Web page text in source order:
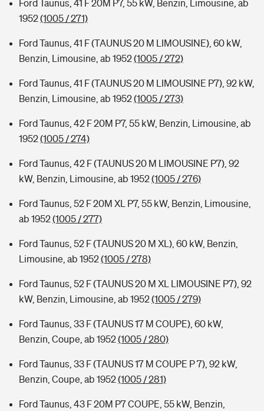
Ford Taunus, 41 F 20M P7, 55 kW, Benzin, Limousine, ab
1952(1005 / 271)
Ford Taunus, 41 F (TAUNUS 20 M LIMOUSINE), 60 kW,
Benzin, Limousine, ab 1952(1005 / 272)
Ford Taunus, 41 F (TAUNUS 20 M LIMOUSINE P7), 92 kW,
Benzin, Limousine, ab 1952(1005 / 273)
Ford Taunus, 42 F 20M P7, 55 kW, Benzin, Limousine, ab
1952(1005 / 274)
Ford Taunus, 42 F (TAUNUS 20 M LIMOUSINE P7), 92
kW, Benzin, Limousine, ab 1952(1005 / 276)
Ford Taunus, 52 F 20M XL P7, 55 kW, Benzin, Limousine,
ab 1952(1005 / 277)
Ford Taunus, 52 F (TAUNUS 20 M XL), 60 kW, Benzin,
Limousine, ab 1952(1005 / 278)
Ford Taunus, 52 F (TAUNUS 20 M XL LIMOUSINE P7), 92
kW, Benzin, Limousine, ab 1952(1005 / 279)
Ford Taunus, 33 F (TAUNUS 17 M COUPE), 60 kW,
Benzin, Coupe, ab 1952(1005 / 280)
Ford Taunus, 33 F (TAUNUS 17 M COUPE P 7), 92 kW,
Benzin, Coupe, ab 1952(1005 / 281)
Ford Taunus, 43 F 20M P7 COUPE, 55 kW, Benzin,